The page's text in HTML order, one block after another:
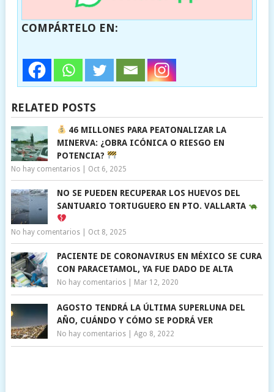
COMPÁRTELO EN:
RELATED POSTS
46 MILLONES PARA PEATONALIZAR LA
MINERVA: ¿OBRA ICÓNICA O RIESGO EN
POTENCIA?
No hay comentarios| Oct 6, 2025
NO SE PUEDEN RECUPERAR LOS HUEVOS DEL
SANTUARIO TORTUGUERO EN PTO. VALLARTA
No hay comentarios| Oct 8, 2025
PACIENTE DE CORONAVIRUS EN MÉXICO SE CURA
CON PARACETAMOL, YA FUE DADO DE ALTA
No hay comentarios| Mar 12, 2020
AGOSTO TENDRÁ LA ÚLTIMA SUPERLUNA DEL
AÑO, CUÁNDO Y CÓMO SE PODRÁ VER
No hay comentarios| Ago 8, 2022